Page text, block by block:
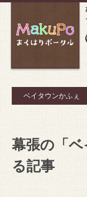
ベイタウンかふぇ
幕張の「
る記事